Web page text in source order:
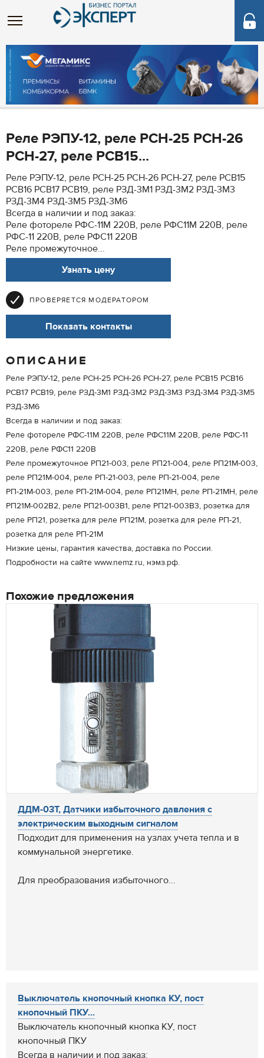
Реле РЭПУ-12, реле РСН-25 РСН-26
РСН-27, реле РСВ15...
Реле РЭПУ-12, реле РСН-25 РСН-26 РСН-27, реле РСВ15
РСВ16 РСВ17 РСВ19, реле РЗД-3М1 РЗД-3М2 РЗД-3М3
РЗД-3М4 РЗД-3М5 РЗД-3М6
Всегда в наличии и под заказ:
Реле фотореле РФС-11М 220В, реле РФС11М 220В, реле
РФС-11 220В, реле РФС11 220В
Реле промежуточное...
Узнать цену
ПРОВЕРЯЕТСЯ МОДЕРАТОРОМ
Показать контакты
ОПИСАНИЕ
Реле РЭПУ-12, реле РСН-25 РСН-26 РСН-27, реле РСВ15 РСВ16
РСВ17 РСВ19, реле РЗД-3М1 РЗД-3М2 РЗД-3М3 РЗД-3М4 РЗД-3М5
РЗД-3М6
Всегда в наличии и под заказ:
Реле фотореле РФС-11М 220В, реле РФС11М 220В, реле РФС-11
220В, реле РФС11 220В
Реле промежуточное РП21-003, реле РП21-004, реле РП21М-003,
реле РП21М-004, реле РП-21-003, реле РП-21-004, реле
РП-21М-003, реле РП-21М-004, реле РП21МН, реле РП-21МН, реле
РП21М-002В2, реле РП21-003В1, реле РП21-003В3, розетка для
реле РП21, розетка для реле РП21М, розетка для реле РП-21,
розетка для реле РП-21М
Низкие цены, гарантия качества, доставка по России.
Подробности на сайте www.nemz.ru, нэмз.рф.
Похожие предложения
ДДМ-03Т, Датчики избыточного давления с
электрическим выходным сигналом
Подходит для применения на узлах учета тепла и в
коммунальной энергетике.
Для преобразования избыточного...
Выключатель кнопочный кнопка КУ, пост
кнопочный ПКУ...
Выключатель кнопочный кнопка КУ, пост
кнопочный ПКУ
Всегда в наличии и под заказ: